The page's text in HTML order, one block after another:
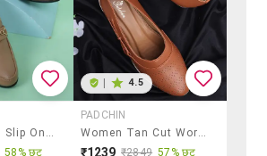
Women Solid Slip On Pump
58% छूट
4.5
PADCHIN
Women Tan Cut Work Block Heel Pump
₹1239 ₹2849 57% छूट